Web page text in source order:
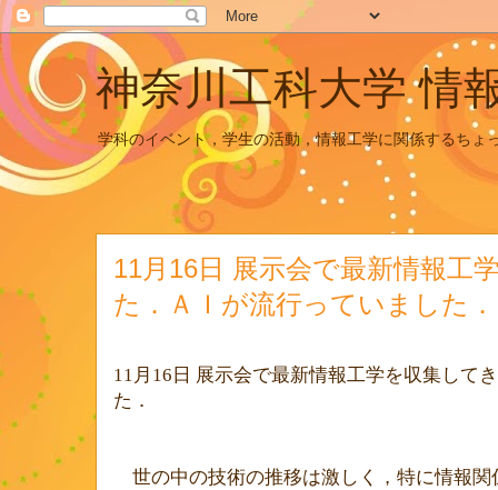
神奈川工科大学 情
学科のイベント，学生の活動，情報工学に関係するちょ
11月16日 展示会で最新情報工
た．ＡＩが流行っていました．
11月16日 展示会で最新情報工学を収集して
た．
世の中の技術の推移は激しく，特に情報関